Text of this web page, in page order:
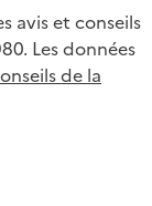
avis et conseils
Les données
de la